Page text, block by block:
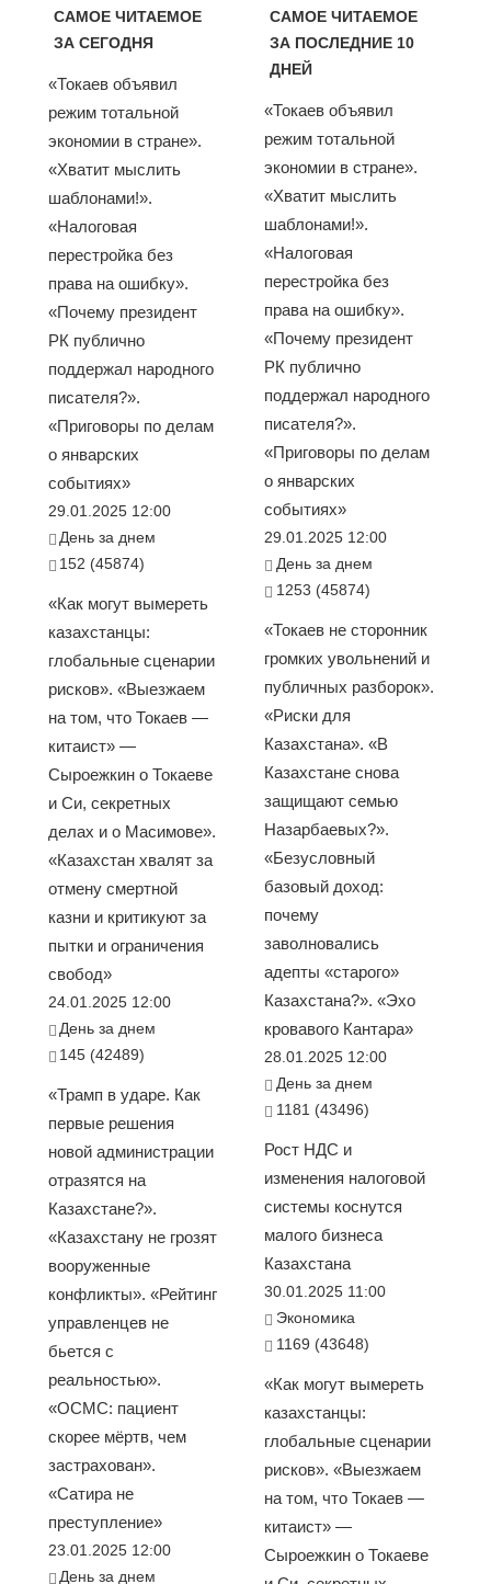
САМОЕ ЧИТАЕМОЕ
ЗА СЕГОДНЯ
«Токаев объявил
режим тотальной
экономии в стране».
«Хватит мыслить
шаблонами!».
«Налоговая
перестройка без
права на ошибку».
«Почему президент
РК публично
поддержал народного
писателя?».
«Приговоры по делам
о январских
событиях»
29.01.2025 12:00
День за днем
152 (45874)
«Как могут вымереть
казахстанцы:
глобальные сценарии
рисков». «Выезжаем
на том, что Токаев —
китаист» —
Сыроежкин о Токаеве
и Си, секретных
делах и о Масимове».
«Казахстан хвалят за
отмену смертной
казни и критикуют за
пытки и ограничения
свобод»
24.01.2025 12:00
День за днем
145 (42489)
«Трамп в ударе. Как
первые решения
новой администрации
отразятся на
Казахстане?».
«Казахстану не грозят
вооруженные
конфликты». «Рейтинг
управленцев не
бьется с
реальностью».
«ОСМС: пациент
скорее мёртв, чем
застрахован».
«Сатира не
преступление»
23.01.2025 12:00
День за днем
САМОЕ ЧИТАЕМОЕ
ЗА ПОСЛЕДНИЕ 10
ДНЕЙ
«Токаев объявил
режим тотальной
экономии в стране».
«Хватит мыслить
шаблонами!».
«Налоговая
перестройка без
права на ошибку».
«Почему президент
РК публично
поддержал народного
писателя?».
«Приговоры по делам
о январских
событиях»
29.01.2025 12:00
День за днем
1253 (45874)
«Токаев не сторонник
громких увольнений и
публичных разборок».
«Риски для
Казахстана». «В
Казахстане снова
защищают семью
Назарбаевых?».
«Безусловный
базовый доход:
почему
заволновались
адепты «старого»
Казахстана?». «Эхо
кровавого Кантара»
28.01.2025 12:00
День за днем
1181 (43496)
Рост НДС и
изменения налоговой
системы коснутся
малого бизнеса
Казахстана
30.01.2025 11:00
Экономика
1169 (43648)
«Как могут вымереть
казахстанцы:
глобальные сценарии
рисков». «Выезжаем
на том, что Токаев —
китаист» —
Сыроежкин о Токаеве